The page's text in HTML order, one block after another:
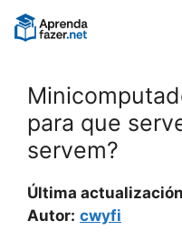
Pular
para
para que
servem?
Última
Autor: cwyfi